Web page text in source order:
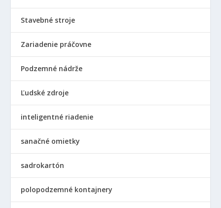
Stavebné stroje
Zariadenie práčovne
Podzemné nádrže
Ľudské zdroje
inteligentné riadenie
sanačné omietky
sadrokartón
polopodzemné kontajnery